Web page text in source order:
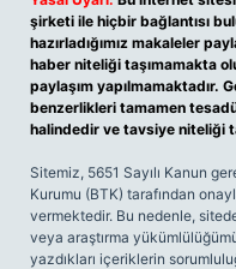
şirketi ile hiçbir bağlantısı
hazırladığımız makaleler
haber niteliği taşımamakta
paylaşım yapılmamaktadır.
benzerlikleri tamamen
halindedir ve tavsiye niteliği
Sitemiz, 5651 Sayılı Kanun
Kurumu (BTK) tarafından
vermektedir. Bu nedenle,
veya araştırma
yazdıkları içeriklerin